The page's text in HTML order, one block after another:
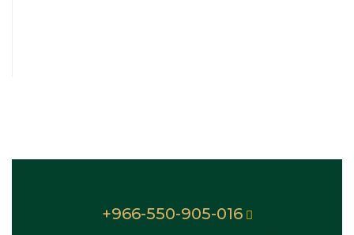
966-550-905-016+